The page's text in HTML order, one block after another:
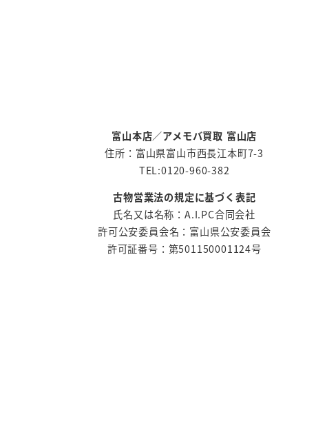
富山本店／アメモバ買取 富山店
住所：富山県富山市西長江本町7-3
TEL:0120-960-382
古物営業法の規定に基づく表記
氏名又は名称：A.I.PC合同会社
許可公安委員会名：富山県公安委員会
許可証番号：第501150001124号